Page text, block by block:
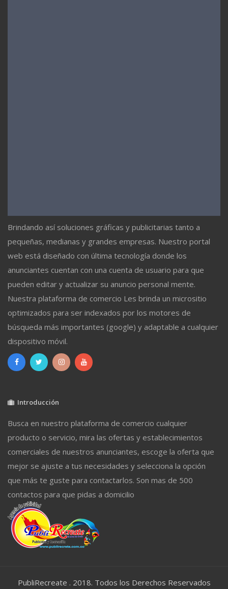
Brindando así soluciones gráficas y publicitarias tanto a
pequeñas, medianas y grandes empresas. Nuestro portal
web está diseñado con última tecnología donde los
anunciantes cuentan con una cuenta de usuario para que
pueden editar y actualizar su anuncio personal mente.
Nuestra plataforma de comercio Les brinda un micrositio
optimizados para ser indexados por los motores de
búsqueda más importantes (google) y adaptable a cualquier
dispositivo móvil.
Introducción
Busca en nuestro plataforma de comercio cualquier
producto o servicio, mira las ofertas y establecimientos
comerciales de nuestros anunciantes, escoge la oferta que
mejor se ajuste a tus necesidades y selecciona la opción
que más te guste para contactarlos. Son mas de 500
contactos para que pidas a domicilio
PubliRecreate . 2018. Todos los Derechos Reservados